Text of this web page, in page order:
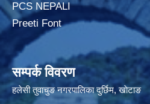
PCS NEPALI
Preeti Font
सम्पर्क विवरण
हलेसी तुवाचुङ नगरपालिका दुर्छिम, खाेटाङ